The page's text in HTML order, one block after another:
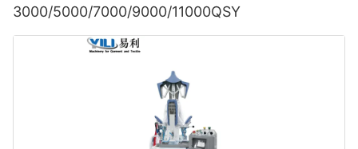
3000/5000/7000/9000/11000QSY